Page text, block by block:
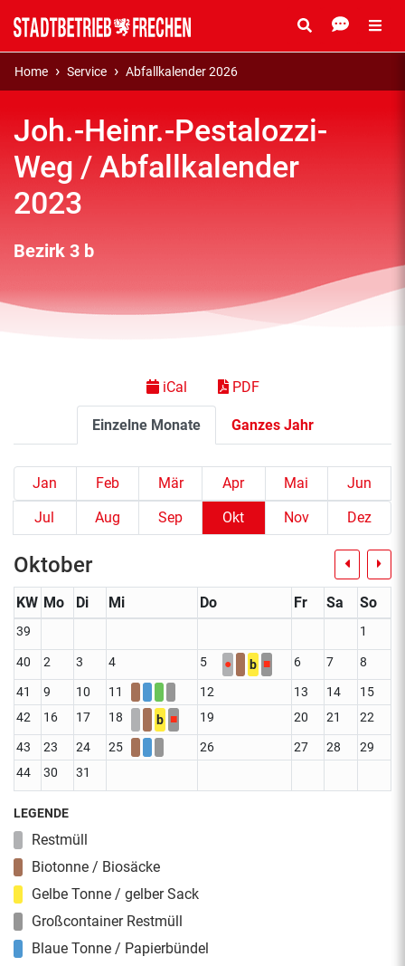
Home Service Abfallkalender 2026
Joh.-Heinr.-Pestalozzi-
Weg / Abfallkalender
2023
Bezirk 3 b
Einzelne Monate Ganzes Jahr
iCal PDF
Jan Feb Mär Apr Mai
Jun
Jul
Aug Sep Okt Nov Dez
Oktober
KW Mo Di Mi Do Fr Sa So
39 1
40 2 3 4 5 ● b ■ 6 7 8
41 9 10 11 12 13 14
15
42
16 17 18 b ■ 19 20 21 22
43 23 24 25 26 27 28
29
44
30 31
LEGENDE
Restmüll
Biotonne / Biosäcke
Gelbe Tonne / gelber Sack
Großcontainer Restmüll
Blaue Tonne / Papierbündel